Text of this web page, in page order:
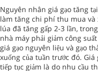
Nguyên nhân giá gạo tăng
làm tăng chi phí thu mua và
lúa đã tăng gấp 2-3 lần,
nhà máy phải giảm công
giá gạo nguyên liệu và gạo
xuống của tuần trước đó.
tiếp tục giảm là do nhu cầu